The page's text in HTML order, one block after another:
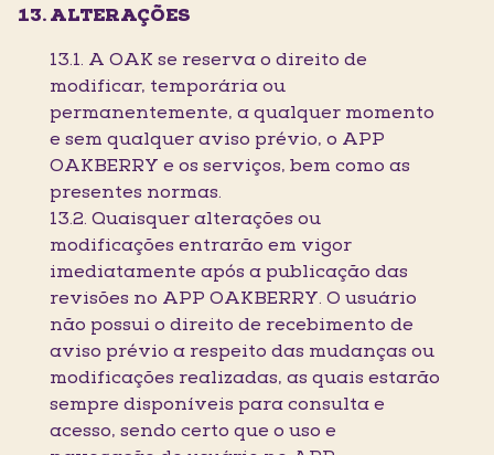
ALTERAÇÕES
13.1. A OAK se reserva o direito de
modificar, temporária ou
permanentemente, a qualquer momento
e sem qualquer aviso prévio, o APP
OAKBERRY e os serviços, bem como as
presentes normas.
13.2. Quaisquer alterações ou
modificações entrarão em vigor
imediatamente após a publicação das
revisões no APP OAKBERRY. O usuário
não possui o direito de recebimento de
aviso prévio a respeito das mudanças ou
modificações realizadas, as quais estarão
sempre disponíveis para consulta e
acesso, sendo certo que o uso e